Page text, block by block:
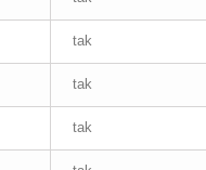
tak
tak
tak